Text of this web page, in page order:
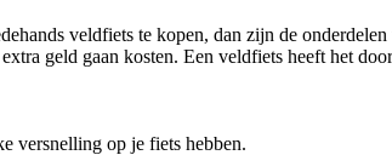
veldfiets te kopen, dan zijn de
geld gaan kosten. Een veldfiets heeft het
versnelling op je fiets hebben.